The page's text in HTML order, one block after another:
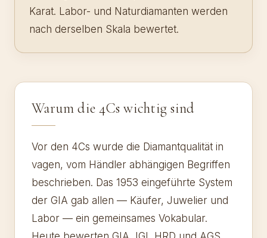
Karat. Labor- und Naturdiamanten werden
nach derselben Skala bewertet.
Warum die 4Cs wichtig sind
Vor den 4Cs wurde die Diamantqualität in
vagen, vom Händler abhängigen Begriffen
beschrieben. Das 1953 eingeführte System
der GIA gab allen — Käufer, Juwelier und
Labor — ein gemeinsames Vokabular.